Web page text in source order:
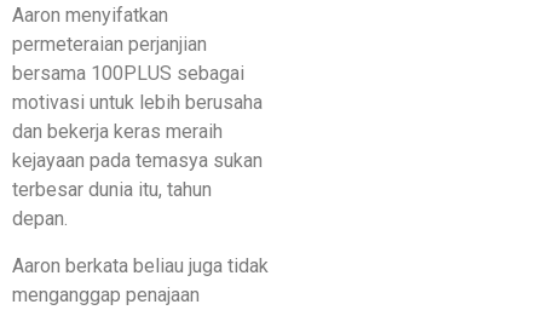
Aaron menyifatkan
permeteraian perjanjian
bersama 100PLUS sebagai
motivasi untuk lebih berusaha
dan bekerja keras meraih
kejayaan pada temasya sukan
terbesar dunia itu, tahun
depan.
Aaron berkata beliau juga tidak
menganggap penajaan